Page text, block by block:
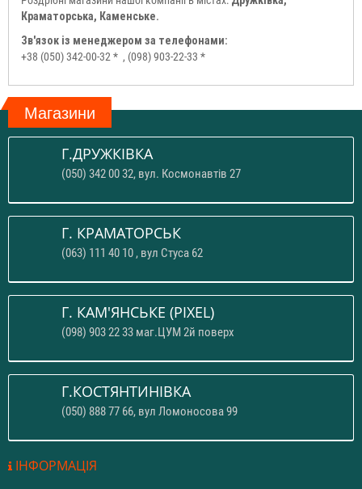
Краматорська, Каменське.
Зв'язок із менеджером за телефонами:
+38 (050) 342-00-32 * , (098) 903-22-33 *
Магазини
Г.ДРУЖКІВКА
(050) 342 00 32, вул. Космонавтів 27
Г. КРАМАТОРСЬК
(063) 111 40 10 , вул Стуса 62
Г. КАМ'ЯНСЬКЕ (PIXEL)
(098) 903 22 33 маг.ЦУМ 2й поверх
Г.КОСТЯНТИНІВКА
(050) 888 77 66, вул Ломоносова 99
ІНФОРМАЦІЯ